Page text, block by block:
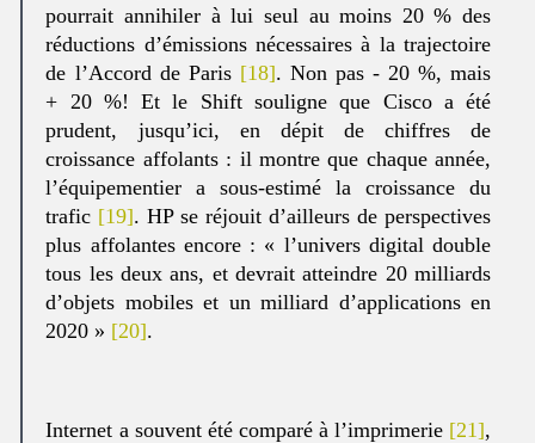
pourrait annihiler à lui seul au moins 20 % des
réductions d’émissions nécessaires à la trajectoire
de l’Accord de Paris [18]. Non pas - 20 %, mais
+ 20 %! Et le Shift souligne que Cisco a été
prudent, jusqu’ici, en dépit de chiffres de
croissance affolants : il montre que chaque année,
l’équipementier a sous-estimé la croissance du
trafic [19]. HP se réjouit d’ailleurs de perspectives
plus affolantes encore : « l’univers digital double
tous les deux ans, et devrait atteindre 20 milliards
d’objets mobiles et un milliard d’applications en
2020 » [20].
Internet a souvent été comparé à l’imprimerie [21],